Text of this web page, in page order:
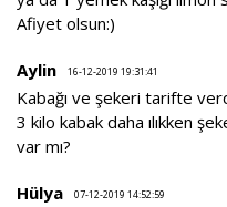
Afiyet olsun:)
Aylin 16-12-2019 19:31:41
Kabağı ve şekeri tarifte
3 kilo kabak daha ılıkken
var mı?
Hülya 07-12-2019 14:52:59